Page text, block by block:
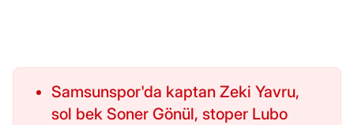
Samsunspor'da kaptan Zeki Yavru,
sol bek Soner Gönül, stoper Lubo